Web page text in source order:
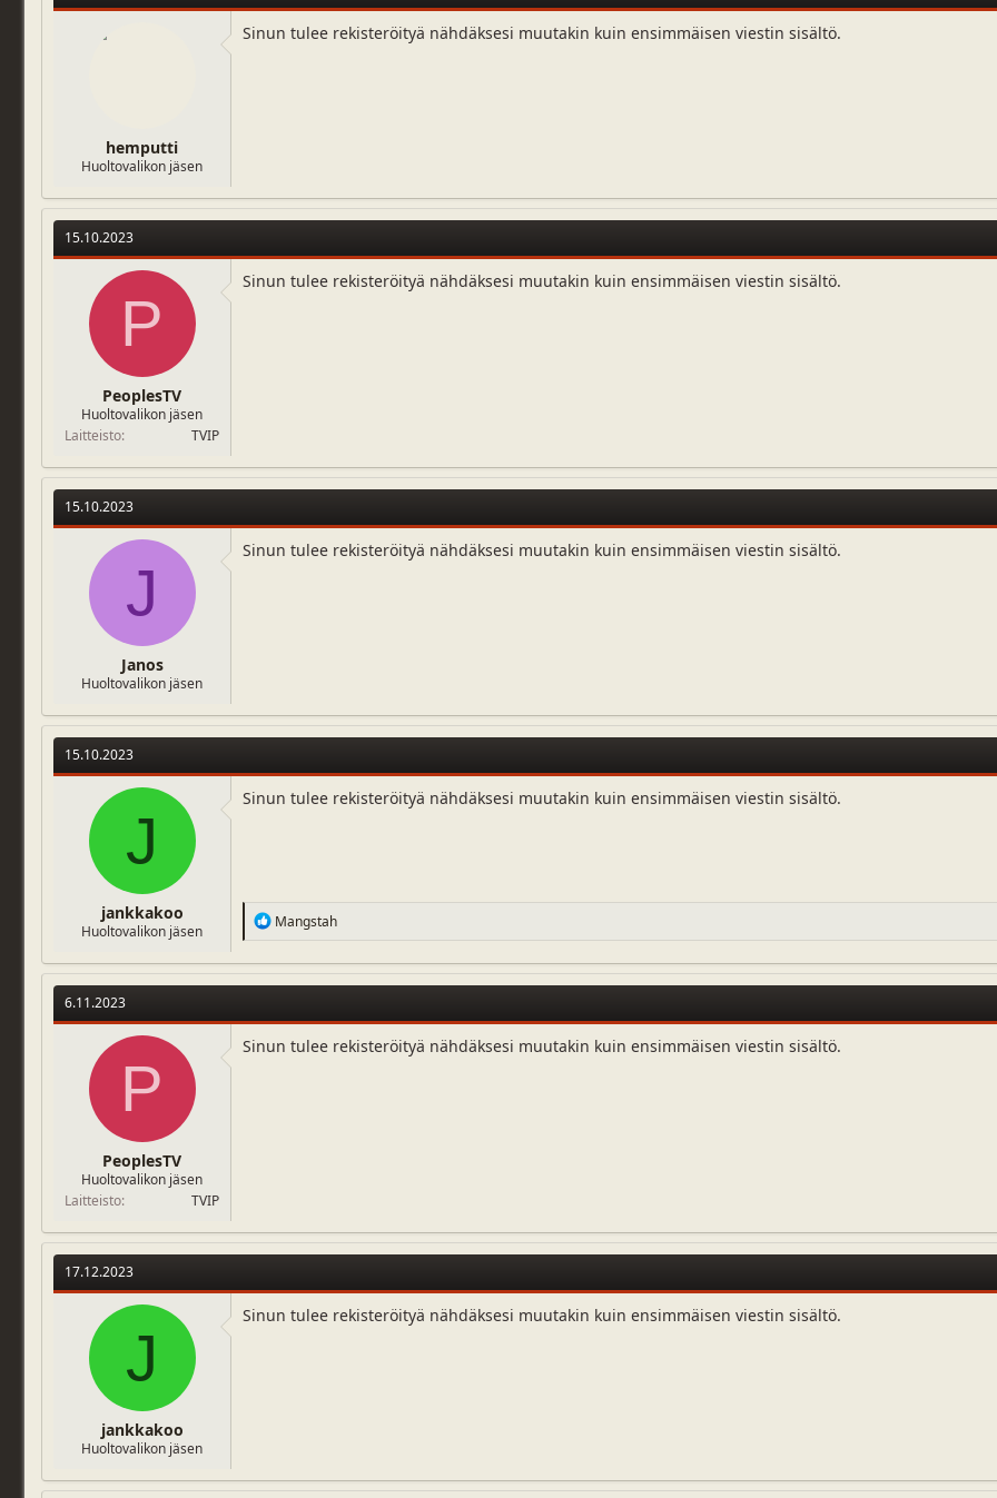
o
n
hemputti
Huoltovalikon jäsen
Sinun tulee rekisteröityä nähdäksesi muutakin kuin ensimmäisen viestin sisältö.
15.10.2023
P
PeoplesTV
Huoltovalikon jäsen
Laitteisto
TVIP
Sinun tulee rekisteröityä nähdäksesi muutakin kuin ensimmäisen viestin sisältö.
15.10.2023
J
Janos
Huoltovalikon jäsen
Sinun tulee rekisteröityä nähdäksesi muutakin kuin ensimmäisen viestin sisältö.
15.10.2023
J
jankkakoo
Huoltovalikon jäsen
Sinun tulee rekisteröityä nähdäksesi muutakin kuin ensimmäisen viestin sisältö.
R
e
c
t
o
n
Mangstah
6.11.2023
P
PeoplesTV
Huoltovalikon jäsen
Laitteisto
TVIP
Sinun tulee rekisteröityä nähdäksesi muutakin kuin ensimmäisen viestin sisältö.
17.12.2023
J
jankkakoo
Huoltovalikon jäsen
Sinun tulee rekisteröityä nähdäksesi muutakin kuin ensimmäisen viestin sisältö.